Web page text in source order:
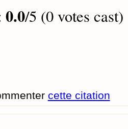
0.0/5 (0 votes cast)
cette citation